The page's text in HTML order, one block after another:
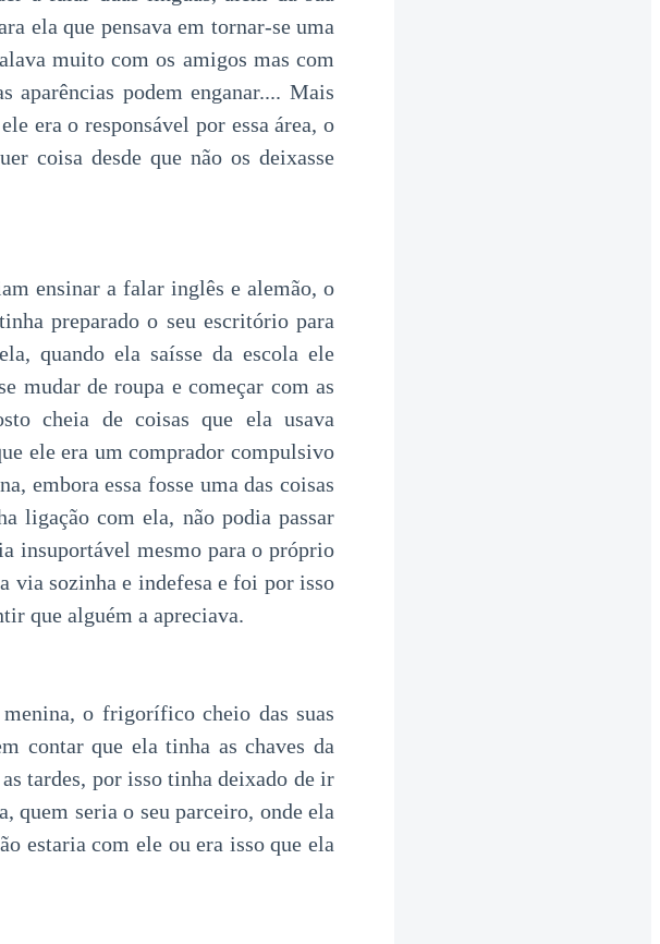
ela que pensava em tornar-se uma
muito com os amigos mas com
podem enganar.... Mais
era o responsável por essa área, o
coisa desde que não os deixasse
ensinar a falar inglês e alemão, o
preparado o seu escritório para
quando ela saísse da escola ele
mudar de roupa e começar com as
cheia de coisas que ela usava
ele era um comprador compulsivo
embora essa fosse uma das coisas
ligação com ela, não podia passar
insuportável mesmo para o próprio
via sozinha e indefesa e foi por isso
que alguém a apreciava.
o frigorífico cheio das suas
contar que ela tinha as chaves da
tardes, por isso tinha deixado de ir
quem seria o seu parceiro, onde ela
estaria com ele ou era isso que ela